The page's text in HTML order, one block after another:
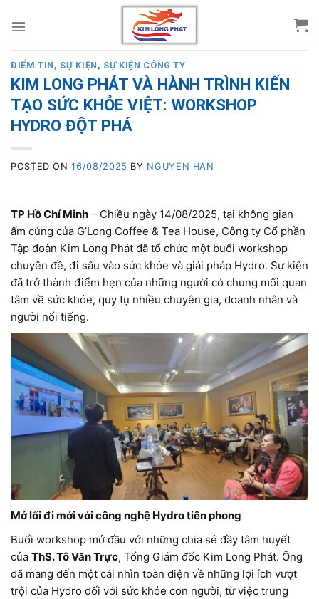
ĐIỂM TIN , SỰ KIỆN , SỰ KIỆN CÔNG TY
KIM LONG PHÁT VÀ HÀNH TRÌNH KIẾN
TẠO SỨC KHỎE VIỆT: WORKSHOP
HYDRO ĐỘT PHÁ
POSTED ON16/08/2025 BY NGUYEN HAN
TP Hồ Chí Minh – Chiều ngày 14/08/2025, tại không gian
ấm cúng của G’Long Coffee & Tea House, Công ty Cổ phần
Tập đoàn Kim Long Phát đã tổ chức một buổi workshop
chuyên đề, đi sâu vào sức khỏe và giải pháp Hydro. Sự kiện
đã trở thành điểm hẹn của những người có chung mối quan
tâm về sức khỏe, quy tụ nhiều chuyên gia, doanh nhân và
người nổi tiếng.
Mở lối đi mới với công nghệ Hydro tiên phong
Buổi workshop mở đầu với những chia sẻ đầy tâm huyết
của ThS. Tô Văn Trực, Tổng Giám đốc Kim Long Phát. Ông
đã mang đến một cái nhìn toàn diện về những lợi ích vượt
trội của Hydro đối với sức khỏe con người, từ việc trung